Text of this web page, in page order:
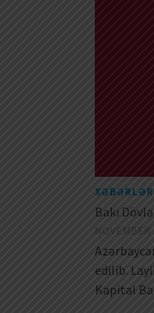
XƏBƏRLƏR
Bakı
edilib.
Kapital